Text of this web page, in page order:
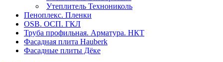
Утеплитель Технониколь
Пеноплекс. Пленки
OSB. ОСП. ГКЛ
Труба профильная. Арматура. НКТ
Фасадная плита Hauberk
Фасадные плиты Дёке